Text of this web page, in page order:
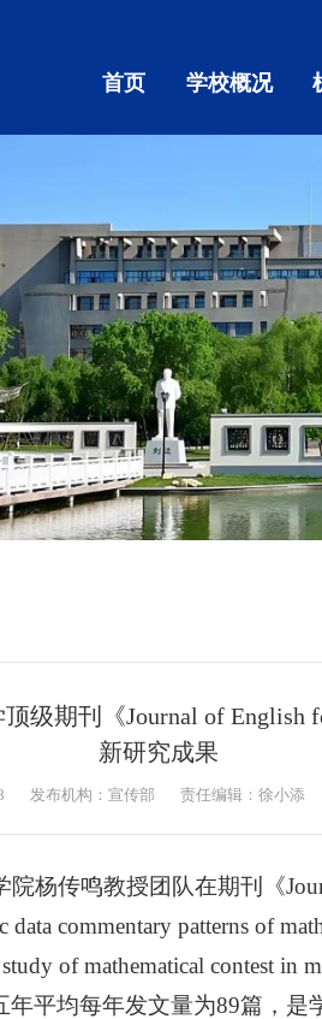
首页 学校概况
级期刊《Journal of English
新研究成果
发布机构：宣传部 责任编辑：徐小添
杨传鸣教授团队在期刊《
commentary patterns of
of mathematical contest in
年平均每年发文量为89篇，是